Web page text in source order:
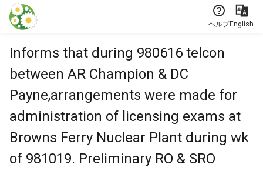
本文に飛ぶ
ヘルプEnglish
Informs that during 980616 telcon
between AR Champion & DC
Payne,arrangements were made for
administration of licensing exams at
Browns Ferry Nuclear Plant during wk
of 981019. Preliminary RO & SRO